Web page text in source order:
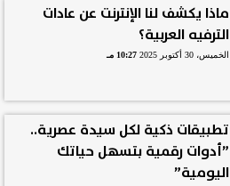
ماذا يكشف لنا الإنترنت عن عادات
الترفيه العربية؟
الخميس، 30 أكتوبر 2025 10:27 مـ
تطبيقات ذكية لكل سيدة عصرية..
”أدوات رقمية بتسهل حياتك
اليومية”